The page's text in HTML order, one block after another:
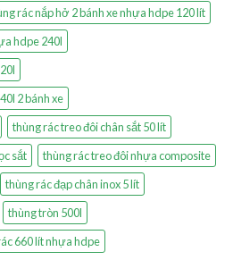
rác nắp hở 2 bánh xe nhựa hdpe 120 lít
hdpe 240l
2 bánh xe
thùng rác treo đôi chân sắt 50 lít
sắt
thùng rác treo đôi nhựa composite
thùng rác đạp chân inox 5 lít
thùng tròn 500l
660 lít nhựa hdpe